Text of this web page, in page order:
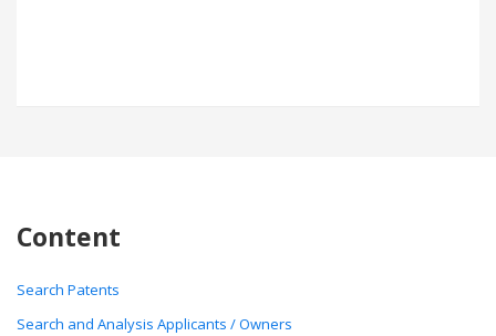
Content
Search Patents
Search and Analysis Applicants / Owners